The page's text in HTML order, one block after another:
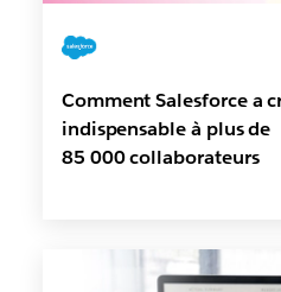
Comment Salesforce a
indispensable à plus de
85 000 collaborateurs